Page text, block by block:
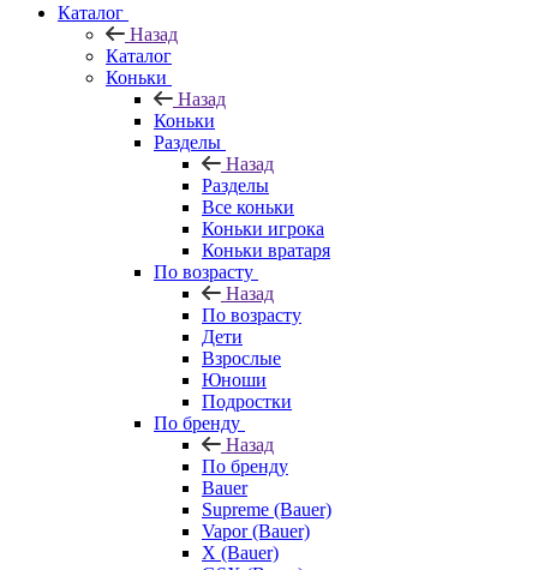
Каталог
Назад
Каталог
Коньки
Назад
Коньки
Разделы
Назад
Разделы
Все коньки
Коньки игрока
Коньки вратаря
По возрасту
Назад
По возрасту
Дети
Взрослые
Юноши
Подростки
По бренду
Назад
По бренду
Bauer
Supreme (Bauer)
Vapor (Bauer)
X (Bauer)